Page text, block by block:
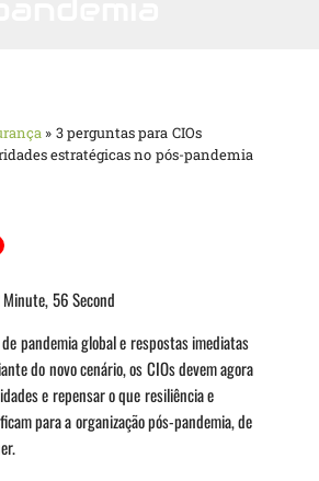
» 3 perguntas para CIOs
estratégicas no pós-pandemia
56 Second
pandemia global e respostas imediatas
do novo cenário, os CIOs devem agora
e repensar o que resiliência e
para a organização pós-pandemia, de